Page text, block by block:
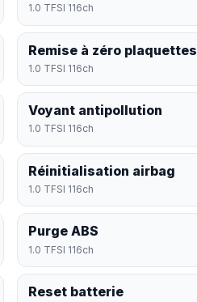
1.0 TFSI 116ch
Remise à zéro plaquettes
1.0 TFSI 116ch
Voyant antipollution
1.0 TFSI 116ch
Réinitialisation airbag
1.0 TFSI 116ch
Purge ABS
1.0 TFSI 116ch
Reset batterie